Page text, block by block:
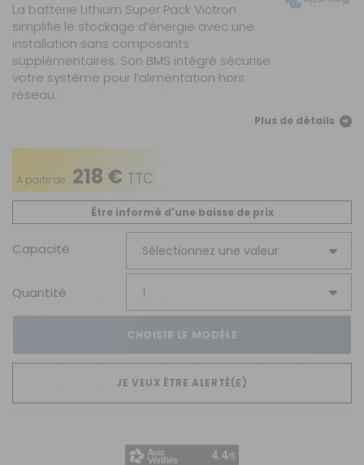
La batterie Lithium Super Pack Victron
simplifie le stockage d’énergie avec une
installation sans composants
supplémentaires. Son BMS intégré sécurise
votre système pour l’alimentation hors
réseau.
Plus de détails
A partir de : 218 € TTC
Être informé d'une baisse de prix
Capacité
Quantité
CHOISIR LE MODÈLE
JE VEUX ÊTRE ALERTÉ(E)